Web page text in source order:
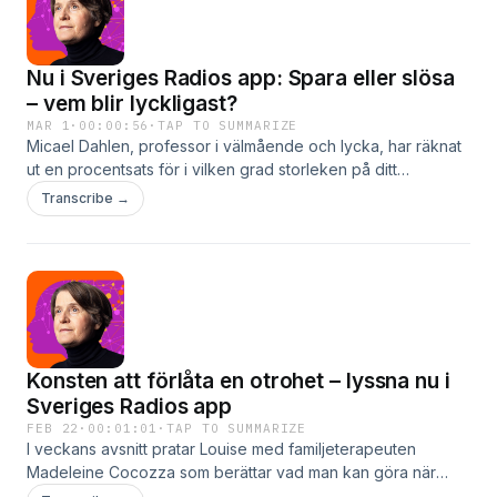
Nu i Sveriges Radios app: Spara eller slösa
– vem blir lyckligast?
MAR 1 · 00:00:56 ·TAP TO SUMMARIZE
Micael Dahlen, professor i välmående och lycka, har räknat
ut en procentsats för i vilken grad storleken på ditt
sparkonto påverkar ditt välmående. Lyssna på alla avsnitt i
Sveriges Radios app. Lyssna nu i Sveriges Radios
sparsamma som sällan unnar sig något?I veckans avsnitt
pratar Louise Epstein med Micael Dahlen, professor i
välmående och lycka vid Handelshögskolan i Stockholm.
Transcribe →
Konsten att förlåta en otrohet – lyssna nu i
Sveriges Radios app
FEB 22 · 00:01:01 ·TAP TO SUMMARIZE
I veckans avsnitt pratar Louise med familjeterapeuten
Madeleine Cocozza som berättar vad man kan göra när